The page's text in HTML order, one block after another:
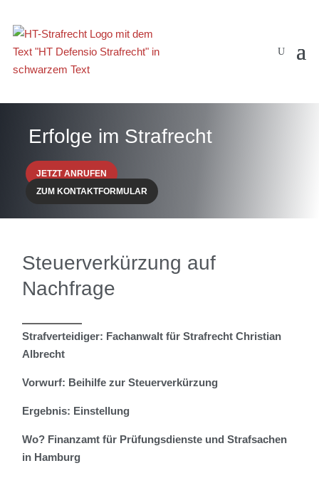
Erfolge im Strafrecht
JETZT ANRUFEN
ZUM KONTAKTFORMULAR
Steuerverkürzung auf
Nachfrage
Strafverteidiger: Fachanwalt für Strafrecht Christian
Albrecht
Vorwurf: Beihilfe zur Steuerverkürzung
Ergebnis: Einstellung
Wo? Finanzamt für Prüfungsdienste und Strafsachen
in Hamburg